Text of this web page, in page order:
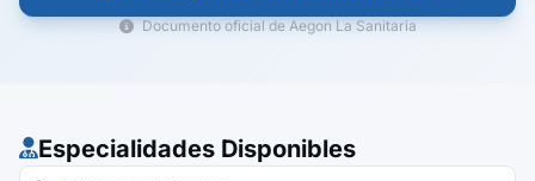
Documento oficial de Aegon La Sanitaria
Especialidades Disponibles